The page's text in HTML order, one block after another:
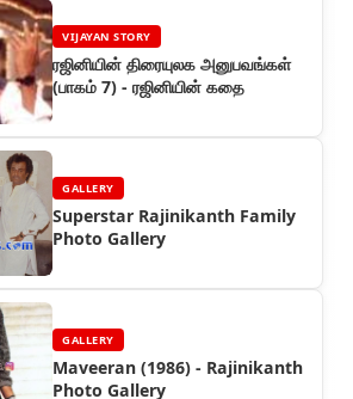
VIJAYAN STORY
ரஜினியின் திரையுலக அனுபவங்கள்
(பாகம் 7) - ரஜினியின் கதை
GALLERY
Superstar Rajinikanth Family
Photo Gallery
GALLERY
Maveeran (1986) - Rajinikanth
Photo Gallery